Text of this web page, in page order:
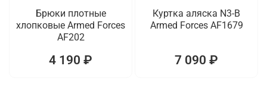
Брюки плотные
хлопковые Armed Forces
AF202
4 190 ₽
Куртка аляска N3-B
Armed Forces AF1679
7 090 ₽